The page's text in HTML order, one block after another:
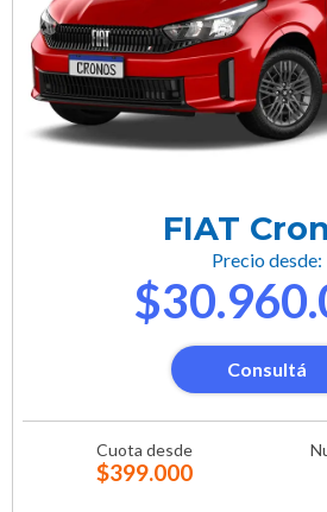
FIAT
Precio desde:
Consultá
Cuota desde
$399.000